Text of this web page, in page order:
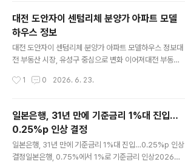
평가받고 있습니다. 특히 삼성디스플레이와 삼성SDI, 삼성
나노시티 온양캠퍼스 등 국내 대표 첨단산업 시설이 밀집
해 있어 지속적인 인구 유입이 이어지고 있습니다.부동산
업계에서는 천안·아산권의 30~40대 인구 유입이 전국 평
균을 웃도는 수준을 유지하고 있다고 분석하고 있습니다.
긍정적인 신호로 평가됩니다. 이러한 가운데 GS건설이 공
대전 도안자이 센텀리체 분양가 아파트 모델
하우스 정보
대전 도안자이 센텀리체 분양가 아파트 모델하우스 정보대
전 부동산 시장, 유성구 중심으로 변화 이어져대전 부동산
로 유성구는 대전 5개 자치구 가운데 가장 많은 인구가 거
발특구와 첨단산업 배후 수요까지 더해지면서 주거 선호도
가 꾸준히 높아지고 있습니다. 특히 최근에는 대전도시철
도 2호선 트램 사업과 나노·반도체 국가산업단지 조성, 우
주항공 및 바이오산업 육성 정책 등이 맞물리면서 대전의
1 0 2026. 6. 23.
일본은행, 31년 만에 기준금리 1%대 진입…
0.25%p 인상 결정
일본은행, 31년 만에 기준금리 1%대 진입…0.25%p 인상
결정일본은행, 0.75%에서 1%로 기준금리 인상2026년